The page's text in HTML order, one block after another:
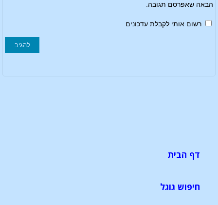
הבאה שאפרסם תגובה.
רשום אותי לקבלת עדכונים
דף הבית
חיפוש גוגל